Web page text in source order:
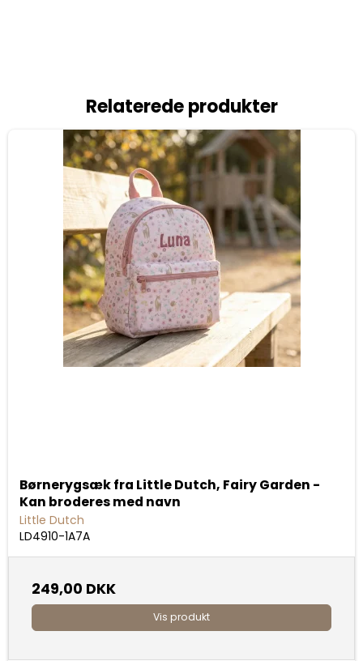
Relaterede produkter
Børnerygsæk fra Little Dutch, Fairy Garden -
Kan broderes med navn
Little Dutch
LD4910-1A7A
249,00 DKK
Vis produkt